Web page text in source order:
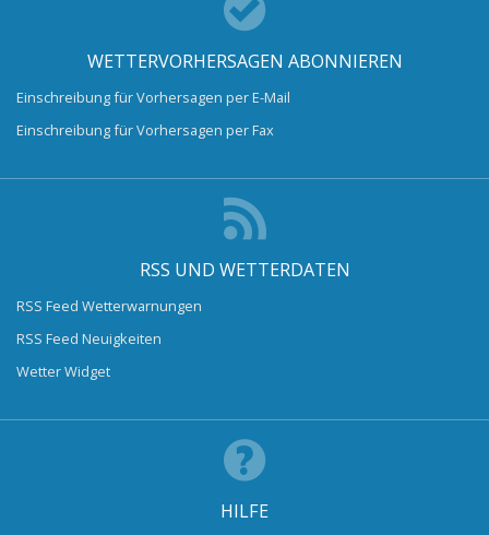
WETTERVORHERSAGEN ABONNIEREN
Einschreibung für Vorhersagen per E-Mail
Einschreibung für Vorhersagen per Fax
RSS UND WETTERDATEN
RSS Feed Wetterwarnungen
RSS Feed Neuigkeiten
Wetter Widget
HILFE